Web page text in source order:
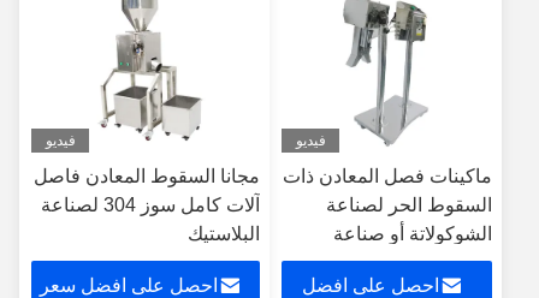
فيديو
ماكينات فصل المعادن ذات
السقوط الحر لصناعة
الشوكولاتة أو صناعة
البلاستيك
احصل على افضل
فيديو
مجانا السقوط المعادن فاصل
آلات كامل سوز 304 لصناعة
البلاستيك
احصل على افضل سعر